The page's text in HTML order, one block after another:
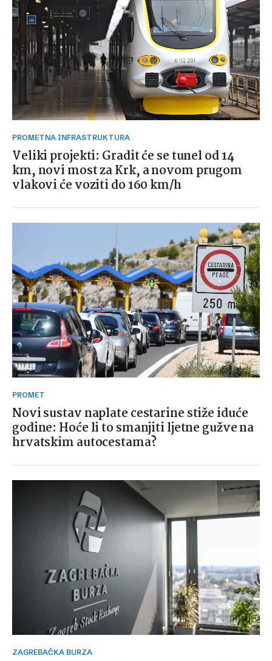
PROMETNA INFRASTRUKTURA
Veliki projekti: Gradit će se tunel od 14
km, novi most za Krk, a novom prugom
vlakovi će voziti do 160 km/h
PROMET
Novi sustav naplate cestarine stiže iduće
godine: Hoće li to smanjiti ljetne gužve na
hrvatskim autocestama?
ZAGREBAČKA BURZA